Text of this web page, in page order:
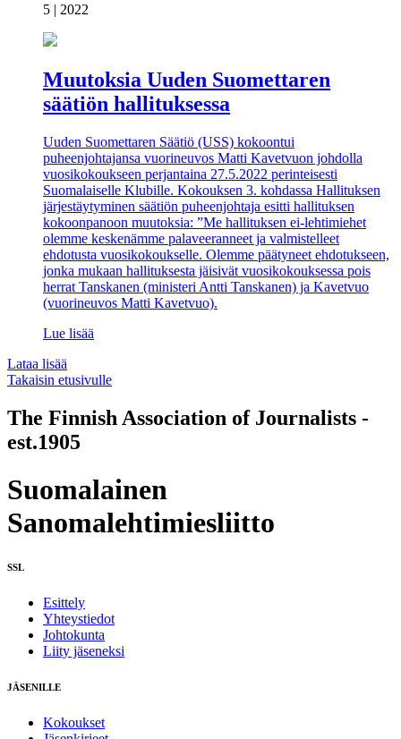
5 | 2022
Muutoksia Uuden Suomettaren
säätiön hallituksessa
Uuden Suomettaren Säätiö (USS) kokoontui
puheenjohtajansa vuorineuvos Matti Kavetvuon johdolla
vuosikokoukseen perjantaina 27.5.2022 perinteisesti
Suomalaiselle Klubille. Kokouksen 3. kohdassa Hallituksen
järjestäytyminen säätiön puheenjohtaja esitti hallituksen
kokoonpanoon muutoksia: ”Me hallituksen ei-lehtimiehet
olemme keskenämme palaveeranneet ja valmistelleet
ehdotusta vuosikokoukselle. Olemme päätyneet ehdotukseen,
jonka mukaan hallituksesta jäisivät vuosikokouksessa pois
herrat Tanskanen (ministeri Antti Tanskanen) ja Kavetvuo
(vuorineuvos Matti Kavetvuo).
Lue lisää
Lataa lisää
Takaisin etusivulle
The Finnish Association of Journalists -
est.1905
Suomalainen
Sanomalehtimiesliitto
SSL
Esittely
Yhteystiedot
Johtokunta
Liity jäseneksi
JÄSENILLE
Kokoukset